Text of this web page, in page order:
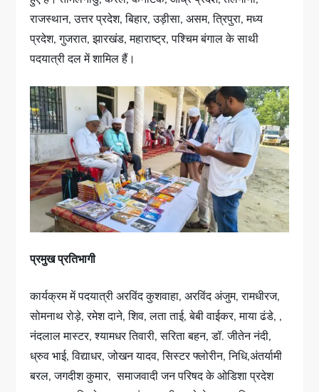
राजस्थान, उत्तर प्रदेश, बिहार, उड़ीसा, असम, त्रिपुरा, मध्य
प्रदेश, गुजरात, झारखंड, महाराष्ट्र, पश्चिम बंगाल के साथी
पदयात्री दल में शामिल हैं।
प्रमुख प्रतिभागी
कार्यक्रम में पदयात्री अरविंद कुशवाहा, अरविंद अंजुम, रामधीरज,
सोमनाथ रोड़े, रमेश दाने, शिव, लता ताई, बेबी वाईकर, माया ढंडे, ,
नंदलाल मास्टर, श्यामधर तिवारी, सरिता बहन, डॉ. जीतेन नंदी,
ध्रुव भाई, विद्याधर, जोखन यादव, सिस्टर फ्लोरीन, निधि,अंतर्यामी
बरल, जगदीश कुमार, समाजवादी जन परिषद के ओडिशा प्रदेश